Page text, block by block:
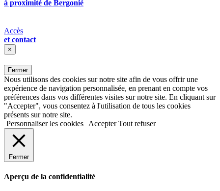
à proximité de Bergonié
Accès
et contact
×
Fermer
Nous utilisons des cookies sur notre site afin de vous offrir une
expérience de navigation personnalisée, en prenant en compte vos
préférences dans vos différentes visites sur notre site. En cliquant sur
"Accepter", vous consentez à l'utilisation de tous les cookies
présents sur notre site.
Personnaliser les cookies
Accepter Tout refuser
Fermer
Aperçu de la confidentialité